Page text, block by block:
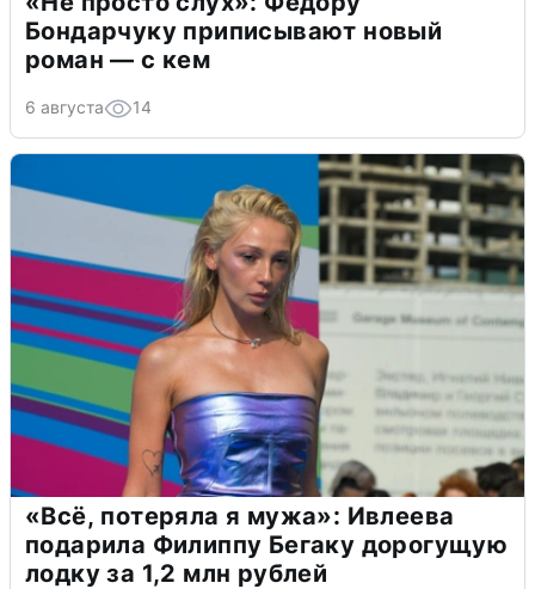
Бондарчуку приписывают новый
роман — с кем
6 августа 14
«Всё, потеряла я мужа»: Ивлеева
подарила Филиппу Бегаку дорогущую
лодку за 1,2 млн рублей